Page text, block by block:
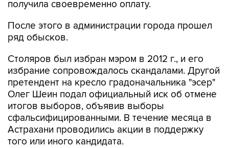
получила своевременно оплату.
После этого в администрации города прошел
ряд обысков.
Столяров был избран мэром в 2012 г., и его
избрание сопровождалось скандалами. Другой
претендент на кресло градоначальника "эсер"
Олег Шеин подал официальный иск об отмене
итогов выборов, объявив выборы
сфальсифицированными. В течение месяца в
Астрахани проводились акции в поддержку
того или иного кандидата.